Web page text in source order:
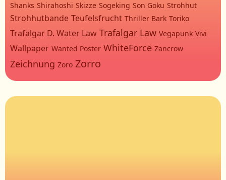
Shanks Shirahoshi Skizze Sogeking Son Goku Strohhut
Strohhutbande Teufelsfrucht Thriller Bark Toriko
Trafalgar D. Water Law Trafalgar Law Vegapunk Vivi
Wallpaper Wanted Poster WhiteForce Zancrow
Zeichnung Zoro Zorro